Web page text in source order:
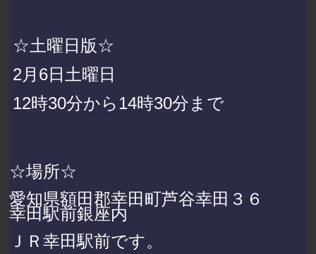
☆土曜日版☆
2月6日土曜日
12時30分から14時30分まで
☆場所☆
愛知県額田郡幸田町芦谷幸田３６
幸田駅前銀座内
ＪＲ幸田駅前です。